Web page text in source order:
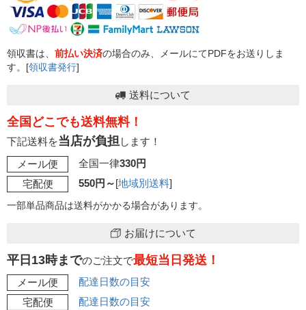
領収書は、 前払い決済の場合のみ、メールにてPDFをお送りしま
す。[領収書発行]
送料について
全国どこでも送料無料！
下記送料を当店が負担します！
メール便
全国一律330円
宅配便
550円～[地域別送料]
一部単品商品は送料がかかる場合があります。
お届けについて
平日13時までのご注文で最短当日発送！
メール便
配達日数の目安
宅配便
配達日数の目安